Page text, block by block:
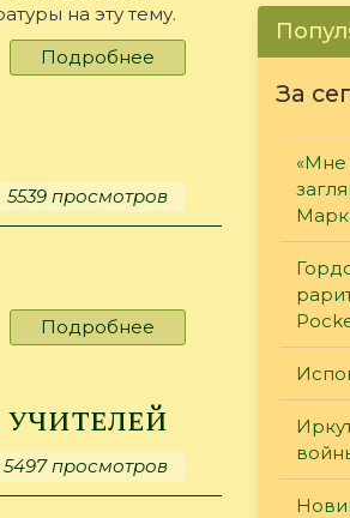
на эту тему.
Подробнее
Электронный
школе
5539 просмотров
Подробнее
Электронный
5497 просмотров
За
«Мне